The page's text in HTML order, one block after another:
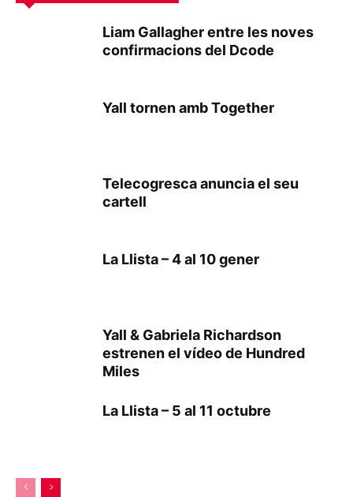
Liam Gallagher entre les noves
confirmacions del Dcode
Yall tornen amb Together
Telecogresca anuncia el seu
cartell
La Llista – 4 al 10 gener
Yall & Gabriela Richardson
estrenen el vídeo de Hundred
Miles
La Llista – 5 al 11 octubre